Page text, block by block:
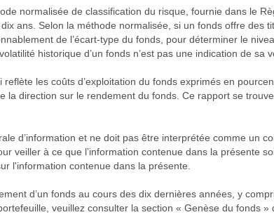
normalisée de classification du risque, fournie dans le
ans. Selon la méthode normalisée, si un fonds offre des
de l’écart-type du fonds, pour déterminer le
historique d’un fonds n’est pas une indication de sa
les coûts d’exploitation du fonds exprimés en
direction sur le rendement du fonds. Ce rapport se
d’information et ne doit pas être interprétée comme un
veiller à ce que l’information contenue dans la présente
l'information contenue dans la présente.
d’un fonds au cours des dix dernières années, y
veuillez consulter la section « Genèse du fonds »